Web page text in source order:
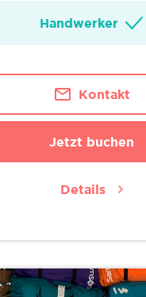
Handwerker
Kontakt
Jetzt buchen
Details